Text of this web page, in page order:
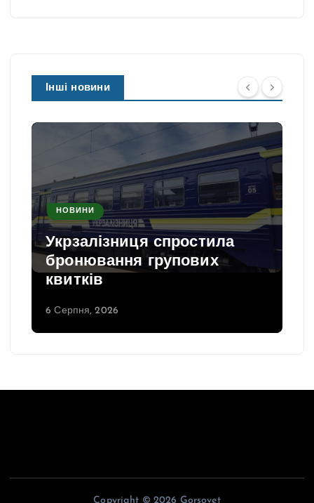
Інші новини
НОВИНИ
Укрзалізниця спростила
бронювання групових
квитків
6 Серпня, 2026
Copyright © 2026 Gorsovet